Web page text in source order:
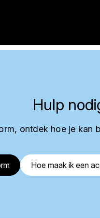
Hulp
ontdek hoe je kan
Hoe maak ik een